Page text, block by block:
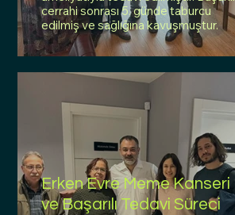
cerrahi sonrası 5. günde taburcu
edilmiş ve sağlığına kavuşmuştur.
Erken Evre Meme Kanseri
ve Başarılı Tedavi Süreci